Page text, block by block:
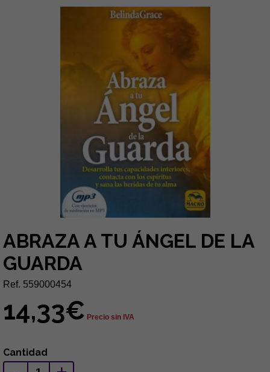
ABRAZA A TU ÁNGEL DE LA
GUARDA
Ref. 559000454
14,33€ Precio sin IVA
Cantidad